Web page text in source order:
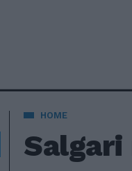
HOME